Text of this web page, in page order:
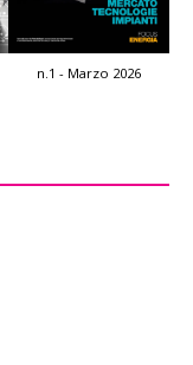
n.1 - Marzo 2026